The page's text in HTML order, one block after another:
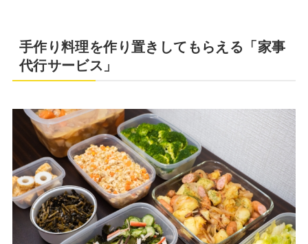
手作り料理を作り置きしてもらえる「家事
代行サービス」